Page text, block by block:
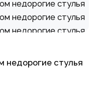
недорогие стулья